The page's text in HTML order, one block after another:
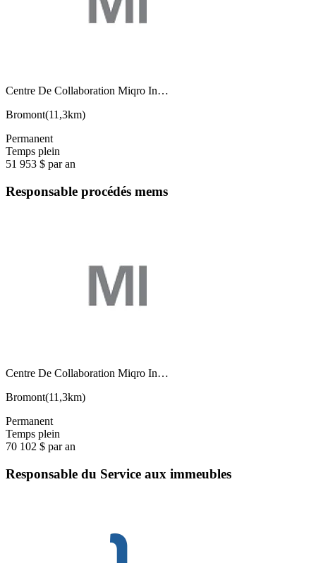
Centre De Collaboration Miqro In…
Bromont(11,3km)
Permanent
Temps plein
51 953 $ par an
Responsable procédés mems
Centre De Collaboration Miqro In…
Bromont(11,3km)
Permanent
Temps plein
70 102 $ par an
Responsable du Service aux immeubles